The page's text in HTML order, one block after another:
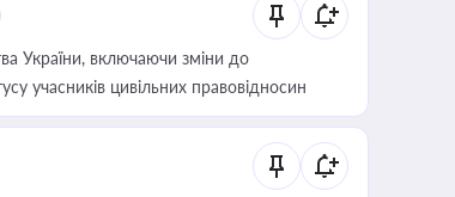
України, включаючи зміни до
учасників цивільних правовідносин